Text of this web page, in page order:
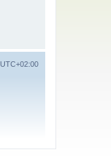
UTC+02:00